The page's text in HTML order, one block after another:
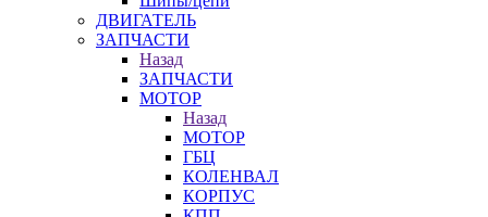
ДВИГАТЕЛЬ
ЗАПЧАСТИ
Назад
ЗАПЧАСТИ
МОТОР
Назад
МОТОР
ГБЦ
КОЛЕНВАЛ
КОРПУС